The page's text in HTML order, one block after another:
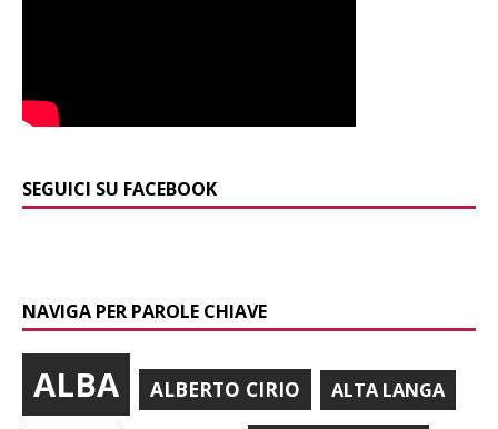
SEGUICI SU FACEBOOK
NAVIGA PER PAROLE CHIAVE
ALBA ALBERTO CIRIO ALTA LANGA